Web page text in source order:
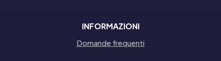
INFORMAZIONI
Domande frequenti